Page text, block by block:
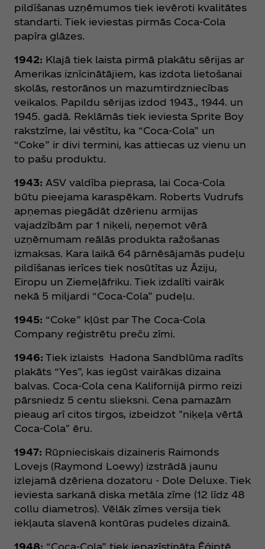
pildīšanas uzņēmumos tiek ievēroti kvalitātes
standarti. Tiek ieviestas pirmās Coca‑Cola
papīra glāzes.
1942: Klajā tiek laista pirmā plakātu sērijas ar
Amerikas iznīcinātājiem, kas izdota lietošanai
skolās, restorānos un mazumtirdzniecības
veikalos. Papildu sērijas izdod 1943., 1944. un
1945. gadā. Reklāmās tiek ieviesta Sprite Boy
rakstzīme, lai vēstītu, ka “Coca‑Cola” un
“Coke” ir divi termini, kas attiecas uz vienu un
to pašu produktu.
1943: ASV valdība pieprasa, lai Coca‑Cola
būtu pieejama karaspēkam. Roberts Vudrufs
apņemas piegādāt dzērienu armijas
vajadzībām par 1 niķeli, neņemot vērā
uzņēmumam reālās produkta ražošanas
izmaksas. Kara laikā 64 pārnēsājamās pudeļu
pildīšanas ierīces tiek nosūtītas uz Āziju,
Eiropu un Ziemeļāfriku. Tiek izdalīti vairāk
nekā 5 miljardi “Coca‑Cola” pudeļu.
1945: “Coke” kļūst par The Coca‑Cola
Company reģistrētu preču zīmi.
1946: Tiek izlaists Hadona Sandblūma radīts
plakāts “Yes”, kas iegūst vairākas dizaina
balvas. Coca‑Cola cena Kalifornijā pirmo reizi
pārsniedz 5 centu slieksni. Cena pamazām
pieaug arī citos tirgos, izbeidzot "niķeļa vērtā
Coca‑Cola" ēru.
1947: Rūpnieciskais dizaineris Raimonds
Lovejs (Raymond Loewy) izstrādā jaunu
izlejamā dzēriena dozatoru - Dole Deluxe. Tiek
ieviesta sarkanā diska metāla zīme (12 līdz 48
collu diametros). Vēlāk zīmes versija tiek
iekļauta slavenā kontūras pudeles dizainā.
1948: “Coca‑Cola” tiek iepazīstināta Ēģiptē.